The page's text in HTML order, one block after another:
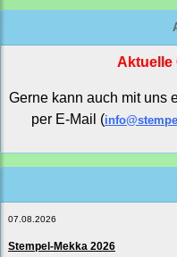
Aktuelle
Gerne kann auch mit uns
per E-Mail (
07.08.2026
Stempel-Mekka 2026